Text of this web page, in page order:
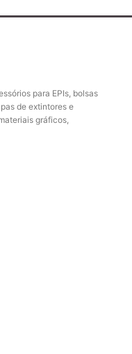
para EPIs, bolsas
de extintores e
gráficos,